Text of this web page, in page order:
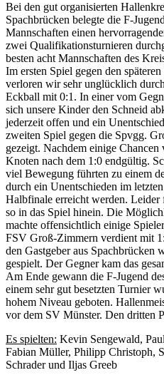
Bei den gut organisierten
Spachbrücken belegte die F-
Mannschaften einen
zwei Qualifikationsturnieren
besten acht Mannschaften des
Im ersten Spiel gegen den
verloren wir sehr unglücklich
Eckball mit 0:1. In einer vom
sich unsere Kinder den Schneid
jederzeit offen und ein
zweiten Spiel gegen die Spvgg.
gezeigt. Nachdem einige
Knoten nach dem 1:0 endgültig.
viel Bewegung führten zu einem
durch ein Unentschieden im
Halbfinale erreicht werden. Leider
so in das Spiel hinein. Die
machte offensichtlich einige
FSV Groß-Zimmern verdient mit
den Gastgeber aus Spachbrücken
gespielt. Der Gegner kam das
Am Ende gewann die F-Jugend
einem sehr gut besetzten Turnier
hohem Niveau geboten.
vor dem SV Münster. Den dritten
Es spielten: Kevin Sengewald,
Fabian Müller, Philipp Christoph,
Schrader und Iljas Greeb